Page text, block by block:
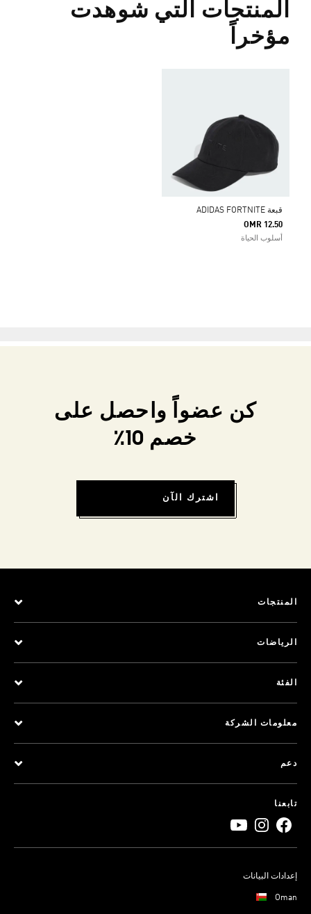
المنتجات التي شوهدت
مؤخراً
قبعة ADIDAS FORTNITE
OMR 12.50
أسلوب الحياة
كن عضواً واحصل على
خصم 10٪
اشترك الآن
المنتجات
الرياضات
الفئة
معلومات الشركة
دعم
تابعنا
إعدادات البيانات
Oman